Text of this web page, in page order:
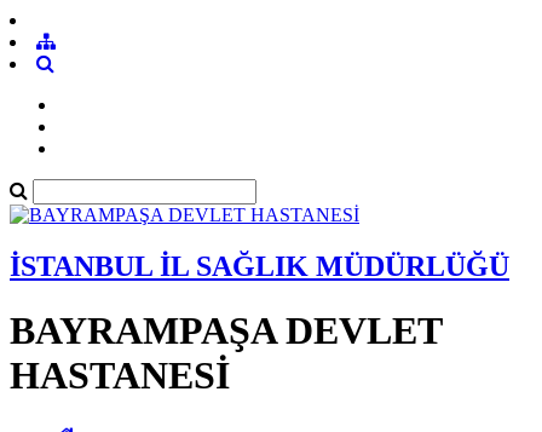
İSTANBUL İL SAĞLIK MÜDÜRLÜĞÜ
BAYRAMPAŞA DEVLET
HASTANESİ